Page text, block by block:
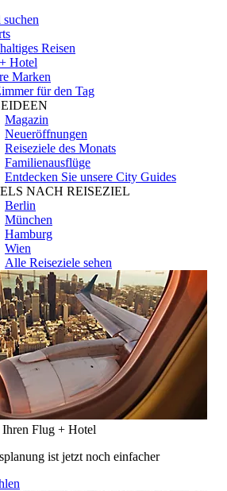
Reisen
Hotel
Marken
für den Tag
Magazin
Neueröffnungen
Reiseziele des Monats
Familienausflüge
Entdecken Sie unsere City Guides
NACH REISEZIEL
Berlin
München
Hamburg
Wien
Alle Reiseziele sehen
Flug + Hotel
ist jetzt noch einfacher